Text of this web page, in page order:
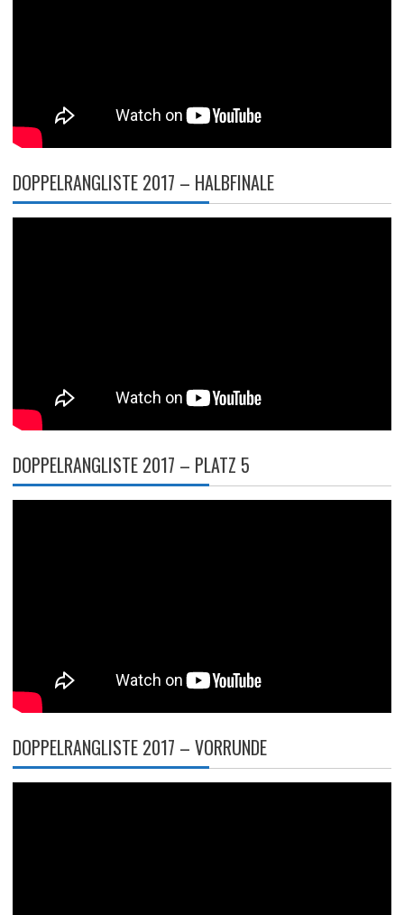
DOPPELRANGLISTE 2017 – HALBFINALE
DOPPELRANGLISTE 2017 – PLATZ 5
DOPPELRANGLISTE 2017 – VORRUNDE